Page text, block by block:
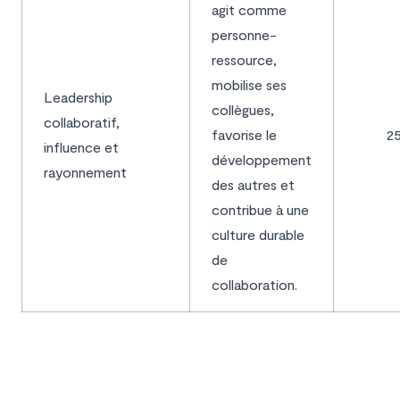
Leadership
collaboratif,
influence et
rayonnement
agit comme
personne-
ressource,
mobilise ses
collègues,
favorise le
développement
des autres et
contribue à une
culture durable
de
collaboration.